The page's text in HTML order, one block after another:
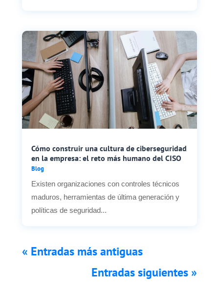
Cómo construir una cultura de ciberseguridad
en la empresa: el reto más humano del CISO
Blog
Existen organizaciones con controles técnicos
maduros, herramientas de última generación y
políticas de seguridad...
« Entradas más antiguas
Entradas siguientes »